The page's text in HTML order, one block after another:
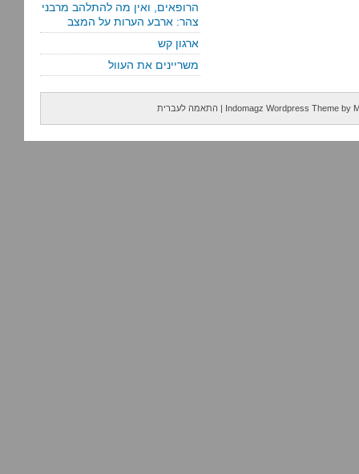
הרופאים, ואין מה להתלהב מרבני
צהר: ארבע הערות על המצב
ארגון קש
משריינים את העוול
Indomagz Wordpress Theme by
| התאמה לעברית